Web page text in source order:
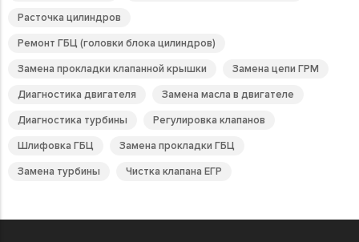
Расточка цилиндров
Ремонт ГБЦ (головки блока цилиндров)
Замена прокладки клапанной крышки
Замена цепи ГРМ
Диагностика двигателя
Замена масла в двигателе
Диагностика турбины
Регулировка клапанов
Шлифовка ГБЦ
Замена прокладки ГБЦ
Замена турбины
Чистка клапана ЕГР